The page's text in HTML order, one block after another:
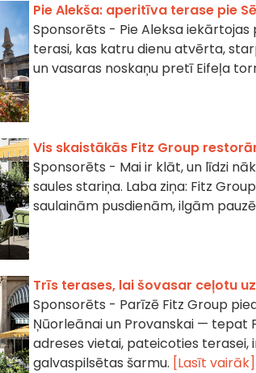
Pie Alekša: aperitīva terase pie
Sponsorēts - Pie Aleksa
terasi, kas katru dienu atvērta,
un vasaras noskaņu pretī Eifeļa
Vis skaistākās Fitz Group
Sponsorēts - Mai ir klāt, un līdzi
saules stariņa. Laba ziņa: Fitz
saulainām pusdienām, ilgām
Trīs terases, lai šovasar ceļotu
Sponsorēts - Parīzē Fitz Group
Ņūorleānai un Provanskai — tepat
adreses vietai, pateicoties
galvaspilsētas šarmu. [Lasīt vairāk]